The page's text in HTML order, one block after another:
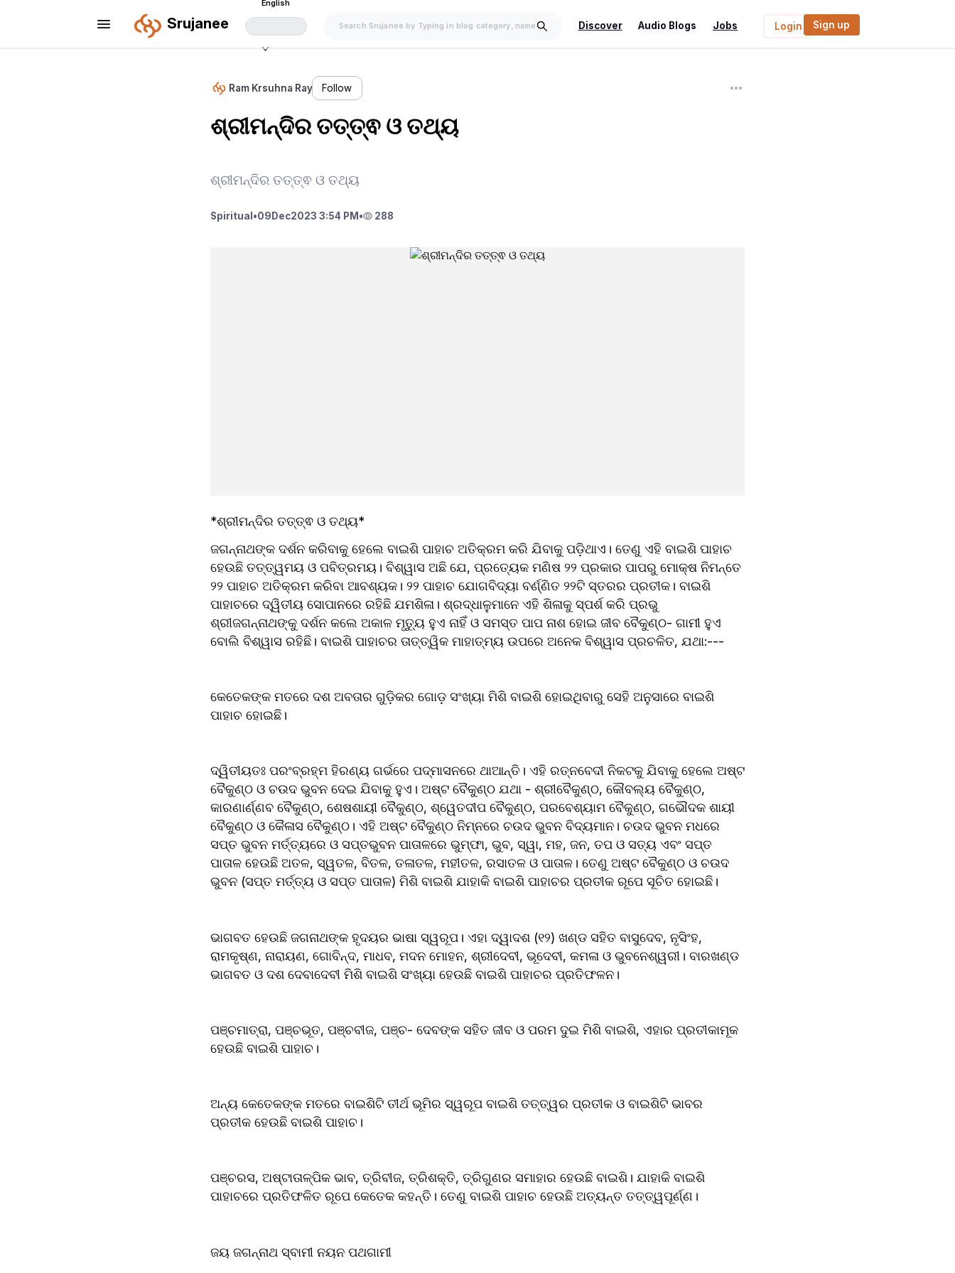
Srujanee
English
Discover Audio Blogs Jobs Login Sign up
Ram Krsuhna Ray Follow
ଶ୍ରୀମନ୍ଦିର ତତ୍ତ୍ଵ ଓ ତଥ୍ୟ
ଶ୍ରୀମନ୍ଦିର ତତ୍ତ୍ଵ ଓ ତଥ୍ୟ
Spiritual •09 Dec2023 3:54 PM • 288
*ଶ୍ରୀମନ୍ଦିର ତତ୍ତ୍ଵ ଓ ତଥ୍ୟ*
ଜଗନ୍ନାଥଙ୍କ ଦର୍ଶନ କରିବାକୁ ହେଲେ ବାଇଶି ପାହାଚ ଅତିକ୍ରମ କରି ଯିବାକୁ ପଡ଼ିଥାଏ। ତେଣୁ ଏହି ବାଇଶି ପାହାଚ
ହେଉଛି ତତ୍ତ୍ୱମୟ ଓ ପବିତ୍ରମୟ। ବିଶ୍ୱାସ ଅଛି ଯେ, ପ୍ରତ୍ୟେକ ମଣିଷ ୨୨ ପ୍ରକାର ପାପରୁ ମୋକ୍ଷ ନିମନ୍ତେ
୨୨ ପାହାଚ ଅତିକ୍ରମ କରିବା ଆବଶ୍ୟକ। ୨୨ ପାହାଚ ଯୋଗବିଦ୍ୟା ବର୍ଣ୍ଣିତ ୨୨ଟି ସ୍ତରର ପ୍ରତୀକ। ବାଇଶି
ପାହାଚରେ ଦ୍ୱିତୀୟ ସୋପାନରେ ରହିଛି ଯମଶିଳା। ଶ୍ରଦ୍ଧାଳୁମାନେ ଏହି ଶିଳାକୁ ସ୍ପର୍ଶ କରି ପ୍ରଭୁ
ଶ୍ରୀଜଗନ୍ନାଥଙ୍କୁ ଦର୍ଶନ କଲେ ଅକାଳ ମୃତ୍ୟୁ ହୁଏ ନାହିଁ ଓ ସମସ୍ତ ପାପ ନାଶ ହୋଇ ଜୀବ ବୈକୁଣ୍ଠ- ଗାମୀ ହୁଏ
ବୋଲି ବିଶ୍ୱାସ ରହିଛି। ବାଇଶି ପାହାଚର ତାତ୍ତ୍ୱିକ ମାହାତ୍ମ୍ୟ ଉପରେ ଅନେକ ବିଶ୍ୱାସ ପ୍ରଚଳିତ, ଯଥା:---
କେତେକଙ୍କ ମତରେ ଦଶ ଅବତାର ଗୁଡ଼ିକର ଗୋଡ଼ ସଂଖ୍ୟା ମିଶି ବାଇଶି ହୋଇଥିବାରୁ ସେହି ଅନୁସାରେ ବାଇଶି
ପାହାଚ ହୋଇଛି।
ଦ୍ୱିତୀୟତଃ ପରଂବ୍ରହ୍ମ ହିରଣ୍ୟ ଗର୍ଭରେ ପଦ୍ମାସନରେ ଥାଆନ୍ତି। ଏହି ରତ୍ନବେଦୀ ନିକଟକୁ ଯିବାକୁ ହେଲେ ଅଷ୍ଟ
ବୈକୁଣ୍ଠ ଓ ଚଉଦ ଭୁବନ ଦେଇ ଯିବାକୁ ହୁଏ। ଅଷ୍ଟ ବୈକୁଣ୍ଠ ଯଥା - ଶ୍ରୀବୈକୁଣ୍ଠ, କୌବଲ୍ୟ ବୈକୁଣ୍ଠ,
କାରଣାର୍ଣ୍ଣବ ବୈକୁଣ୍ଠ, ଶେଷଶାୟୀ ବୈକୁଣ୍ଠ, ଶ୍ୱେତଦୀପ ବୈକୁଣ୍ଠ, ପରବେଶ୍ୟାମ ବୈକୁଣ୍ଠ, ଗଭୌଦକ ଶାୟୀ
ବୈକୁଣ୍ଠ ଓ କୈଳାସ ବୈକୁଣ୍ଠ। ଏହି ଅଷ୍ଟ ବୈକୁଣ୍ଠ ନିମ୍ନରେ ଚଉଦ ଭୁବନ ବିଦ୍ୟମାନ। ଚଉଦ ଭୁବନ ମଧରେ
ସପ୍ତ ଭୁବନ ମର୍ତ୍ତ୍ୟରେ ଓ ସପ୍ତଭୁବନ ପାତାଳରେ ଭୁମ୍ଫା, ଭୁବ, ସ୍ୱା, ମହ, ଜନ, ତପ ଓ ସତ୍ୟ ଏବଂ ସପ୍ତ
ପାତାଳ ହେଉଛି ଅତଳ, ସ୍ୱତଳ, ବିତଳ, ତଳାତଳ, ମହୀତଳ, ରସାତଳ ଓ ପାତାଳ। ତେଣୁ ଅଷ୍ଟ ବୈକୁଣ୍ଠ ଓ ଚଉଦ
ଭୁବନ (ସପ୍ତ ମର୍ତ୍ତ୍ୟ ଓ ସପ୍ତ ପାତାଳ) ମିଶି ବାଇଶି ଯାହାକି ବାଇଶି ପାହାଚର ପ୍ରତୀକ ରୂପେ ସୂଚିତ ହୋଇଛି।
ଭାଗବତ ହେଉଛି ଜଗନାଥଙ୍କ ହୃଦୟର ଭାଷା ସ୍ୱରୂପ। ଏହା ଦ୍ୱାଦଶ (୧୨) ଖଣ୍ଡ ସହିତ ବାସୁଦେବ, ନୃସିଂହ,
ରାମକୃଷ୍ଣ, ନାରାୟଣ, ଗୋବିନ୍ଦ, ମାଧବ, ମଦନ ମୋହନ, ଶ୍ରୀଦେବୀ, ଭୂଦେବୀ, କମଳା ଓ ଭୁବନେଶ୍ୱରୀ। ବାରଖଣ୍ଡ
ଭାଗବତ ଓ ଦଶ ଦେବାଦେବୀ ମିଶି ବାଇଶି ସଂଖ୍ୟା ହେଉଛି ବାଇଶି ପାହାଚର ପ୍ରତିଫଳନ।
ପଞ୍ଚମାତ୍ରା, ପଞ୍ଚଭୂତ, ପଞ୍ଚବୀଜ, ପଞ୍ଚ- ଦେବଙ୍କ ସହିତ ଜୀବ ଓ ପରମ ଦୁଇ ମିଶି ବାଇଶି, ଏହାର ପ୍ରତୀକାମୂକ
ହେଉଛି ବାଇଶି ପାହାଚ।
ଅନ୍ୟ କେତେକଙ୍କ ମତରେ ବାଇଶିଟି ତୀର୍ଥ ଭୂମିର ସ୍ୱରୂପ ବାଇଶି ତତ୍ତ୍ୱର ପ୍ରତୀକ ଓ ବାଇଶିଟି ଭାବର
ପ୍ରତୀକ ହେଉଛି ବାଇଶି ପାହାଚ।
ପଞ୍ଚରସ, ଅଷ୍ଟାତାଳ୍ପିକ ଭାବ, ତ୍ରିବୀଜ, ତ୍ରିଶକ୍ତି, ତ୍ରିଗୁଣର ସମାହାର ହେଉଛି ବାଇଶି। ଯାହାକି ବାଇଶି
ପାହାଚରେ ପ୍ରତିଫଳିତ ରୂପେ କେତେକ କହନ୍ତି। ତେଣୁ ବାଇଶି ପାହାଚ ହେଉଛି ଅତ୍ୟନ୍ତ ତତ୍ତ୍ୱପୂର୍ଣ୍ଣ।
ଜୟ ଜଗନ୍ନାଥ ସ୍ବାମୀ ନୟନ ପଥଗାମୀ